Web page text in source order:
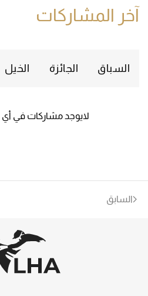
آخر المشاركات
السباق الجائزة الخيل
لايوجد مشاركات في
السابق